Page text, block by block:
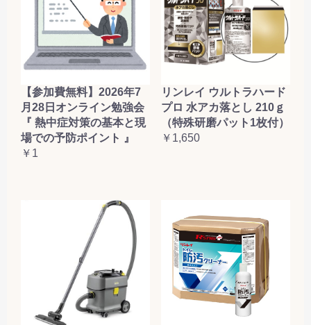
【参加費無料】2026年7
月28日オンライン勉強会
『 熱中症対策の基本と現
場での予防ポイント 』
￥1
リンレイ ウルトラハード
プロ 水アカ落とし 210ｇ
（特殊研磨パット1枚付）
￥1,650